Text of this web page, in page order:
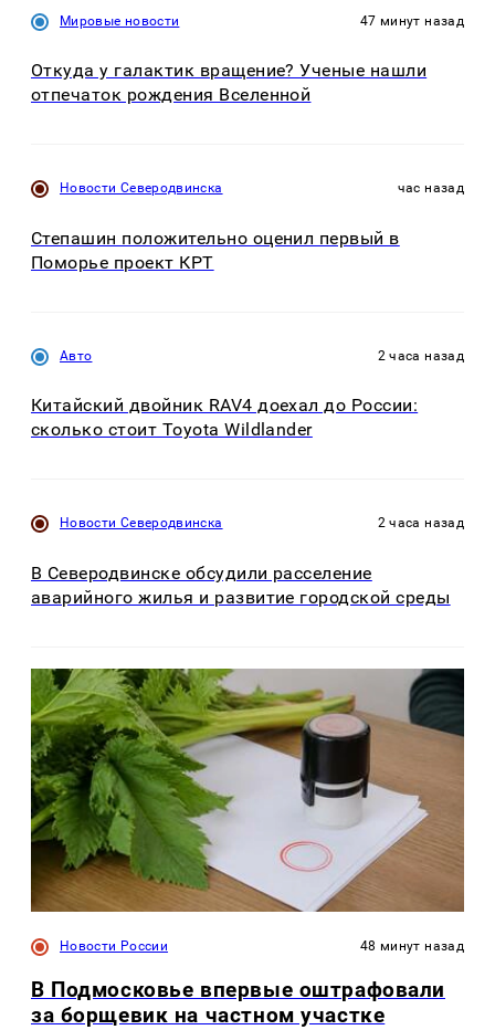
Мировые новости 47 минут назад
Откуда у галактик вращение? Ученые нашли
отпечаток рождения Вселенной
Новости Северодвинска час назад
Степашин положительно оценил первый в
Поморье проект КРТ
Авто 2 часа назад
Китайский двойник RAV4 доехал до России:
сколько стоит Toyota Wildlander
Новости Северодвинска 2 часа назад
В Северодвинске обсудили расселение
аварийного жилья и развитие городской среды
Новости России 48 минут назад
В Подмосковье впервые оштрафовали
за борщевик на частном участке